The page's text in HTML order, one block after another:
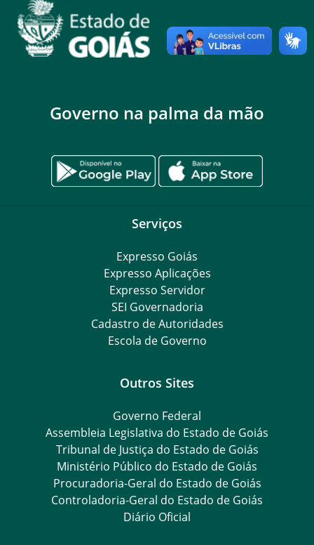
Governo na palma da mão
Serviços
Expresso Goiás
Expresso Aplicações
Expresso Servidor
SEI Governadoria
Cadastro de Autoridades
Escola de Governo
Outros Sites
Governo Federal
Assembleia Legislativa do Estado de Goiás
Tribunal de Justiça do Estado de Goiás
Ministério Público do Estado de Goiás
Procuradoria-Geral do Estado de Goiás
Controladoria-Geral do Estado de Goiás
Diário Oficial